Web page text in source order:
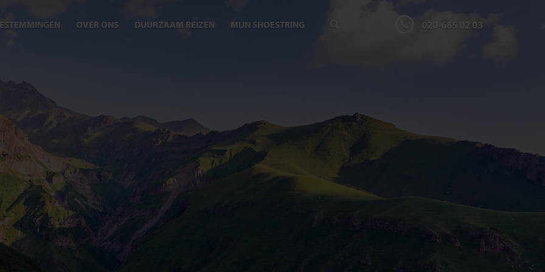
OVER ONS DUURZAAM REIZEN MIJN SHOESTRING 020-685 02 03